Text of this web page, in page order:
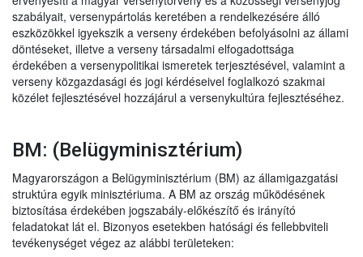
szabályait, versenypártolás keretében a rendelkezésére álló
eszközökkel igyekszik a verseny érdekében befolyásolni az állami
döntéseket, illetve a verseny társadalmi elfogadottsága
érdekében a versenypolitikai ismeretek terjesztésével, valamint a
verseny közgazdasági és jogi kérdéseivel foglalkozó szakmai
közélet fejlesztésével hozzájárul a versenykultúra fejlesztéséhez.
BM: (Belügyminisztérium)
Magyarországon a Belügyminisztérium (BM) az államigazgatási
struktúra egyik minisztériuma. A BM az ország működésének
biztosítása érdekében jogszabály-előkészítő és irányító
feladatokat lát el. Bizonyos esetekben hatósági és fellebbviteli
tevékenységet végez az alábbi területeken: